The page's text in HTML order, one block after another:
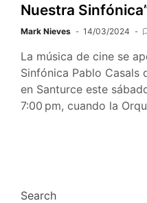
Nuestra
Mark Nieves 14/03/2024
La música de cine se
Sinfónica Pablo Casals
en Santurce este
7:00 pm, cuando la
Search